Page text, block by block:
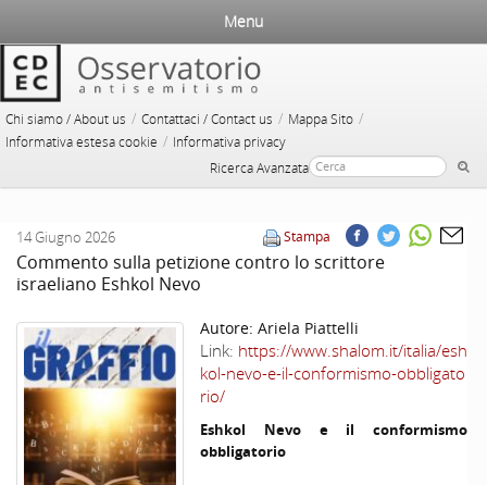
Chi siamo / About us / Contattaci / Contact us / Mappa Sito /
Informativa estesa cookie / Informativa privacy
Ricerca Avanzata
Menu
Stampa
14 Giugno 2026
Commento sulla petizione contro lo scrittore
israeliano Eshkol Nevo
Autore: Ariela Piattelli
Link: https://www.shalom.it/italia/esh
kol-nevo-e-il-conformismo-obbligato
rio/
Eshkol Nevo e il conformismo
obbligatorio